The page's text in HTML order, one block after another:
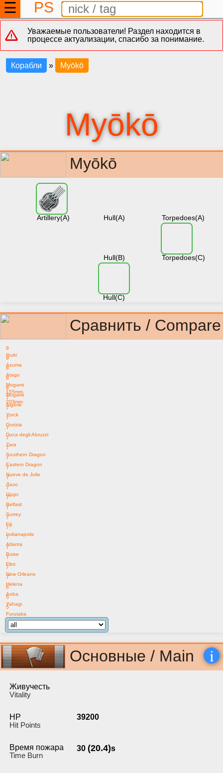
☰ PS
Уважаемые пользователи! Раздел находится в
процессе актуализации, спасибо за понимание.
Корабли » Myōkō
Myōkō
Myōkō
Artillery(A) Hull(A)
Hull(B)
Hull(C)
Torpedoes(A)
Torpedoes(C)
Сравнить / Compare
9
Ibuki
9
Azuma
8
Atago
8
Mogami
155mm
8
Mogami
203mm
7
Algérie
7
Yorck
7
Gorizia
7
Duca degli Abruzzi
7
Zara
7
Southern Dragon
7
Eastern Dragon
7
Nueve de Julio
7
Лазо
7
Щорс
7
Belfast
7
Surrey
7
Fiji
7
Indianapolis
7
Atlanta
7
Boise
7
Flint
7
New Orleans
7
Helena
6
Aoba
5
Yahagi
5
Furutaka
Основные / Main i
Живучесть
Vitality
HP
Hit Points
39200
Время пожара
Time Burn
30 (20.4)s